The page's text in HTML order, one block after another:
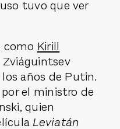
tuvo que ver
como Kirill
Zviáguintsev
años de Putin.
el ministro de
quien
Leviatán